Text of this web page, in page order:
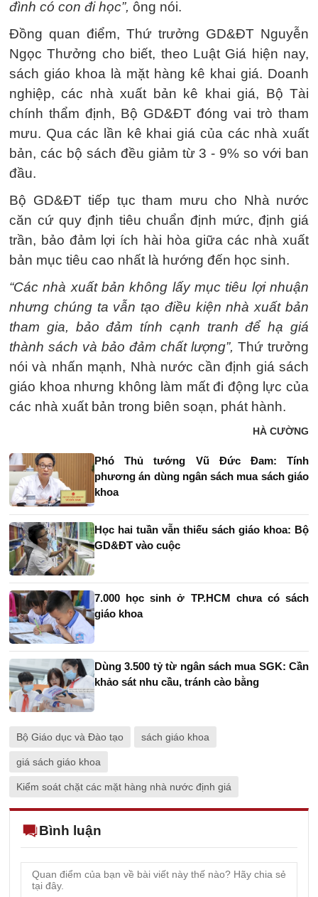
đình có con đi học”, ông nói.
Đồng quan điểm, Thứ trưởng GD&ĐT Nguyễn
Ngọc Thưởng cho biết, theo Luật Giá hiện nay,
sách giáo khoa là mặt hàng kê khai giá. Doanh
nghiệp, các nhà xuất bản kê khai giá, Bộ Tài
chính thẩm định, Bộ GD&ĐT đóng vai trò tham
mưu. Qua các lần kê khai giá của các nhà xuất
bản, các bộ sách đều giảm từ 3 - 9% so với ban
đầu.
Bộ GD&ĐT tiếp tục tham mưu cho Nhà nước
căn cứ quy định tiêu chuẩn định mức, định giá
trần, bảo đảm lợi ích hài hòa giữa các nhà xuất
bản mục tiêu cao nhất là hướng đến học sinh.
“Các nhà xuất bản không lấy mục tiêu lợi nhuận
nhưng chúng ta vẫn tạo điều kiện nhà xuất bản
tham gia, bảo đảm tính cạnh tranh để hạ giá
thành sách và bảo đảm chất lượng”, Thứ trưởng
nói và nhấn mạnh, Nhà nước cần định giá sách
giáo khoa nhưng không làm mất đi động lực của
các nhà xuất bản trong biên soạn, phát hành.
HÀ CƯỜNG
Phó Thủ tướng Vũ Đức Đam: Tính
phương án dùng ngân sách mua sách giáo
khoa
Học hai tuần vẫn thiếu sách giáo khoa: Bộ
GD&ĐT vào cuộc
7.000 học sinh ở TP.HCM chưa có sách
giáo khoa
Dùng 3.500 tỷ từ ngân sách mua SGK: Cần
khảo sát nhu cầu, tránh cào bằng
Bộ Giáo dục và Đào tạo sách giáo khoa
giá sách giáo khoa
Kiểm soát chặt các mặt hàng nhà nước định giá
Bình luận